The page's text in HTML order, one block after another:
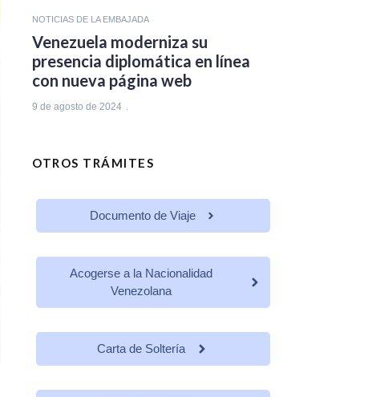
NOTICIAS DE LA EMBAJADA
Venezuela moderniza su
presencia diplomática en línea
con nueva página web
9 de agosto de 2024
OTROS TRÁMITES
Documento de Viaje
Acogerse a la Nacionalidad
Venezolana
Carta de Soltería